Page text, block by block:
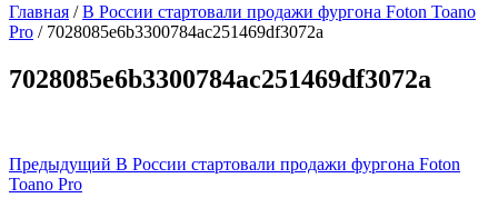
Главная /В России стартовали продажи фургона Foton Toano
Pro / 7028085e6b3300784ac251469df3072a
7028085e6b3300784ac251469df3072a
Предыдущий В России стартовали продажи фургона Foton
Toano Pro